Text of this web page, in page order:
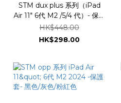
STM dux plus 系列（iPad
Air 11" 6代 M2 /5/4 代）- 保護
套-黑色 #stm-222-286JT-01
HK$448.00
HK$298.00